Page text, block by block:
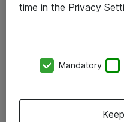
Driftsinformation
time in the Privacy
Mandatory